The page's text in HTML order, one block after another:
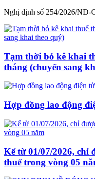
Nghị định số 254/2026/NĐ-
Tạm thời bỏ kê khai
tháng (chuyển sang
Hợp đồng lao động
Kể từ 01/07/2026, chỉ
thuế trong vòng 05